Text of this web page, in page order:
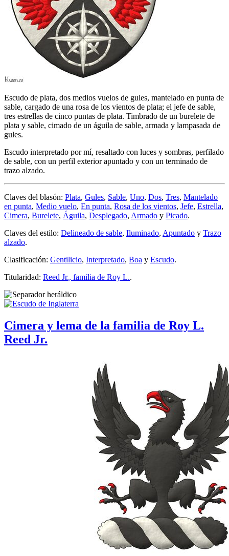
Escudo de plata, dos medios vuelos de gules, mantelado en punta de
sable, cargado de una rosa de los vientos de plata; el jefe de sable,
tres estrellas de cinco puntas de plata. Timbrado de un burelete de
plata y sable, cimado de un águila de sable, armada y lampasada de
gules.
Escudo interpretado por mí, resaltado con luces y sombras, perfilado
de sable, con un perfil exterior apuntado y con un terminado de
trazo alzado.
Claves del blasón: Plata, Gules, Sable, Uno, Dos, Tres, Mantelado
en punta, Medio vuelo, En punta, Rosa de los vientos, Jefe, Estrella,
Cimera, Burelete, Águila, Desplegado, Armado y Picado.
Claves del estilo: Delineado de sable, Iluminado, Apuntado y Trazo
alzado.
Clasificación: Gentilicio, Interpretado, Boa y Escudo.
Titularidad: Reed Jr., familia de Roy L..
Cimera y lema de la familia de Roy L.
Reed Jr.